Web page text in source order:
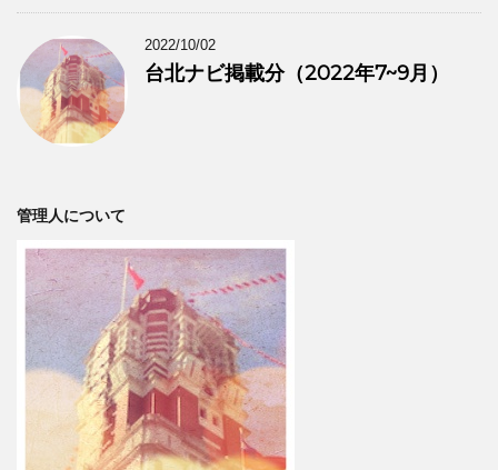
2022/10/02
台北ナビ掲載分（2022年7~9月）
管理人について